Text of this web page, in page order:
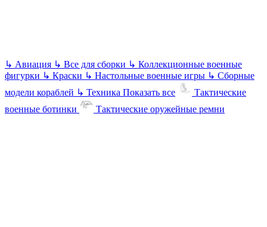
↳ Авиация ↳ Все для сборки ↳ Коллекционные военные
фигурки ↳ Краски ↳ Настольные военные игры ↳ Сборные
модели кораблей ↳ Техника Показать все
Тактические
военные ботинки
Тактические оружейные ремни